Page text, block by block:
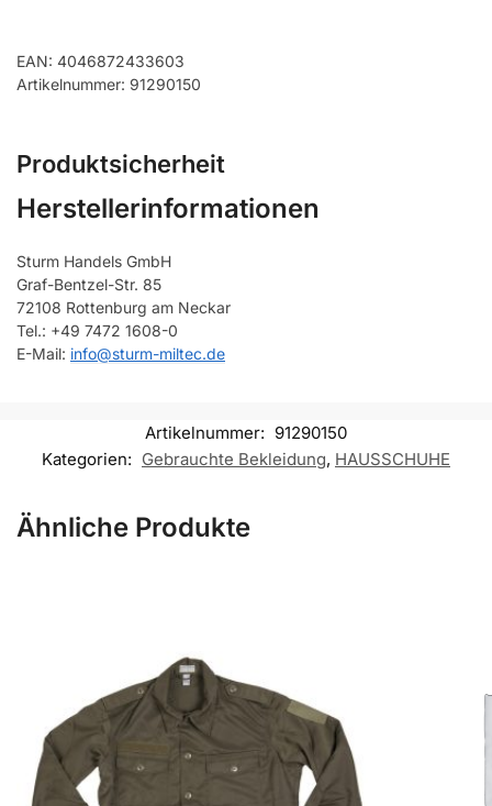
EAN: 4046872433603
Artikelnummer: 91290150
Produktsicherheit
Herstellerinformationen
Sturm Handels GmbH
Graf-Bentzel-Str. 85
72108 Rottenburg am Neckar
Tel.: +49 7472 1608-0
E-Mail: info@sturm-miltec.de
Artikelnummer: 91290150
Kategorien: Gebrauchte Bekleidung, HAUSSCHUHE
Ähnliche Produkte